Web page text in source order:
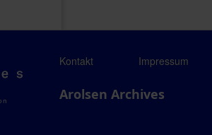
Kontakt Impressum
Arolsen Archives